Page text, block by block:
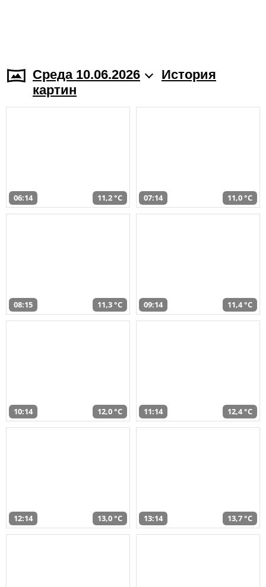
Среда 10.06.2026
История
картин
06:14 11,2 °C 07:14 11,0 °C
08:15 11,3 °C 09:14 11,4 °C
10:14 12,0 °C 11:14 12,4 °C
12:14 13,0 °C 13:14 13,7 °C